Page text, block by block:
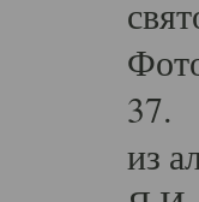
37.
из